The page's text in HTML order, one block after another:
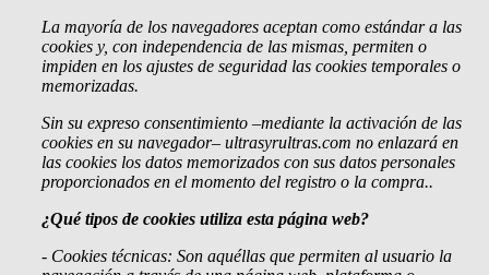
La mayoría de los navegadores aceptan como estándar a las
cookies y, con independencia de las mismas, permiten o
impiden en los ajustes de seguridad las cookies temporales o
memorizadas.
Sin su expreso consentimiento –mediante la activación de las
cookies en su navegador– ultrasyrultras.com no enlazará en
las cookies los datos memorizados con sus datos personales
proporcionados en el momento del registro o la compra..
¿Qué tipos de cookies utiliza esta página web?
- Cookies técnicas: Son aquéllas que permiten al usuario la